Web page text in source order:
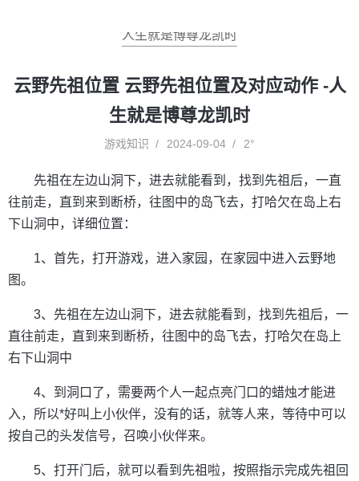
人生就是博尊龙凯时
云野先祖位置 云野先祖位置及对应动作 -人
生就是博尊龙凯时
游戏知识 2024-09-04 2°
先祖在左边山洞下，进去就能看到，找到先祖后，一直
往前走，直到来到断桥，往图中的岛飞去，打哈欠在岛上右
下山洞中，详细位置：
1、首先，打开游戏，进入家园，在家园中进入云野地
图。
3、先祖在左边山洞下，进去就能看到，找到先祖后，一
直往前走，直到来到断桥，往图中的岛飞去，打哈欠在岛上
右下山洞中
4、到洞口了，需要两个人一起点亮门口的蜡烛才能进
入，所以*好叫上小伙伴，没有的话，就等人来，等待中可以
按自己的头发信号，召唤小伙伴来。
5、打开门后，就可以看到先祖啦，按照指示完成先祖回